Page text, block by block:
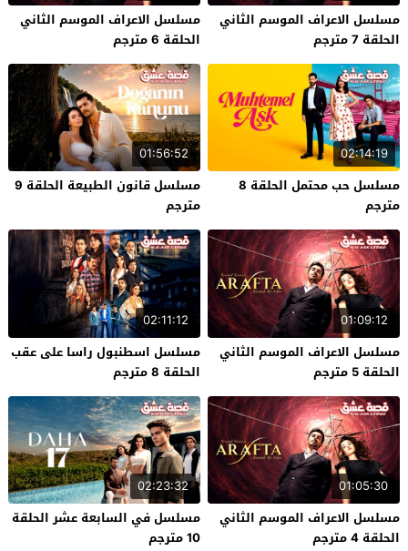
مسلسل الاعراف الموسم الثاني
الحلقة 7 مترجم
مسلسل الاعراف الموسم الثاني
الحلقة 6 مترجم
02:14:19
مسلسل حب محتمل الحلقة 8
مترجم
01:56:52
مسلسل قانون الطبيعة الحلقة 9
مترجم
01:09:12
مسلسل الاعراف الموسم الثاني
الحلقة 5 مترجم
02:11:12
مسلسل اسطنبول راسا على عقب
الحلقة 8 مترجم
01:05:30
مسلسل الاعراف الموسم الثاني
الحلقة 4 مترجم
02:23:32
مسلسل في السابعة عشر الحلقة
10 مترجم